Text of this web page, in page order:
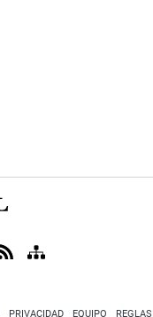
PRIVACIDAD EQUIPO